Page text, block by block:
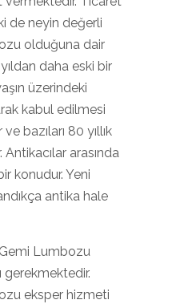
de neyin değerli
olduğuna dair
daha eski bir
üzerindeki
kabul edilmesi
bazıları 80 yıllık
arasında
konudur. Yeni
antika hale
Lumbozu
gerekmektedir.
eksper hizmeti